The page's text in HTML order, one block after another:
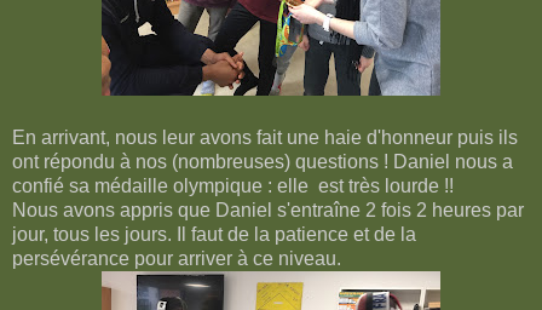
En arrivant, nous leur avons fait une haie d'honneur puis ils
ont répondu à nos (nombreuses) questions ! Daniel nous a
confié sa médaille olympique : elle est très lourde !!
Nous avons appris que Daniel s'entraîne 2 fois 2 heures par
jour, tous les jours. Il faut de la patience et de la
persévérance pour arriver à ce niveau.